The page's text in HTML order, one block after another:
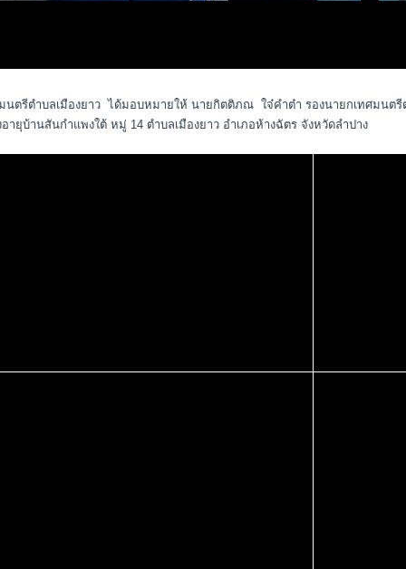
รีตำบลเมืองยาว ได้มอบหมายให้ นายกิตติภณ ใจ๋คำต๋า รองนายกเทศมนตรีต
ยุบ้านสันกำแพงใต้ หมู่ 14 ตำบลเมืองยาว อำเภอห้างฉัตร จังหวัดลำปาง